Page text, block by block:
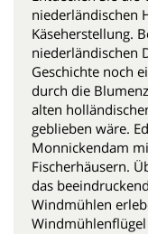
niederländischen
Käseherstellung.
niederländischen
Geschichte noch
durch die
alten
geblieben wäre.
Monnickendam
Fischerhäusern.
das
Windmühlen